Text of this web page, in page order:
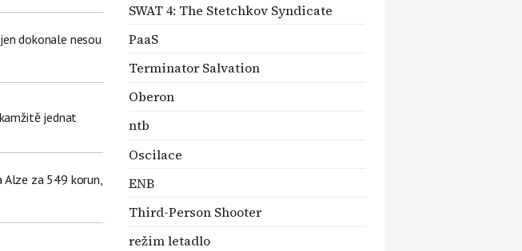
dokonale nesou
jednat
Alze za 549 korun,
SWAT 4: The Stetchkov Syndicate
PaaS
Terminator Salvation
Oberon
ntb
Oscilace
ENB
Third-Person Shooter
režim letadlo